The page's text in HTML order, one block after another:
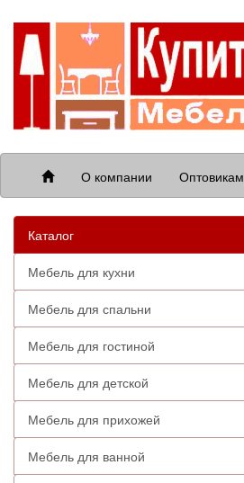
О компании Оптовикам
Каталог
Мебель для кухни
Мебель для спальни
Мебель для гостиной
Мебель для детской
Мебель для прихожей
Мебель для ванной